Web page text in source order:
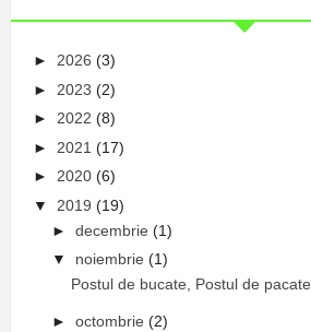
► 2026 (3)
► 2023 (2)
► 2022 (8)
► 2021 (17)
► 2020 (6)
▼
2019 (19)
► decembrie (1)
▼
noiembrie (1)
Postul de bucate, Postul de pacate
► octombrie (2)